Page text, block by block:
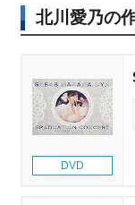
北川愛乃の
DVD